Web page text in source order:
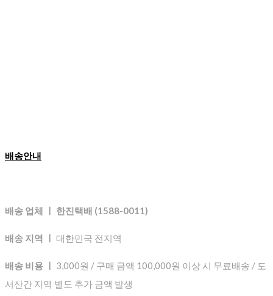
배송안내
배송 업체 ㅣ 한진택배 (1588-0011)
배송 지역 ㅣ 대한민국 전지역
배송 비용 ㅣ 3,000원 / 구매 금액 100,000원 이상 시 무료배송 / 도
서산간 지역 별도 추가 금액 발생